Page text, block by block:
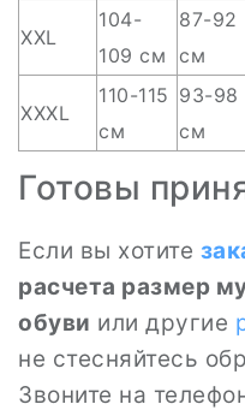
XXL
104-
109 см
87-92
см
XXXL
110-115
см
93-98
см
Готовы
Если вы хотите
расчета размер
обуви или другие
не стесняйтесь
Звоните на